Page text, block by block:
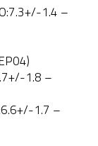
1.4 –
1.8 –
1.7 –